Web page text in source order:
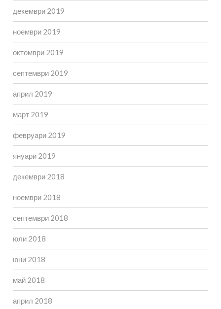
декември 2019
ноември 2019
октомври 2019
септември 2019
април 2019
март 2019
февруари 2019
януари 2019
декември 2018
ноември 2018
септември 2018
юли 2018
юни 2018
май 2018
април 2018